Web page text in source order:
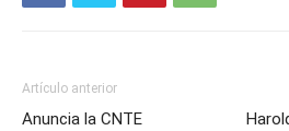
Artículo anterior
Anuncia la CNTE